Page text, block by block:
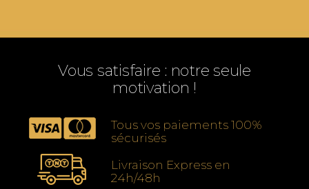
Vous satisfaire : notre seule
motivation !
Tous vos paiements 100%
sécurisés
Livraison Express en
24h/48h